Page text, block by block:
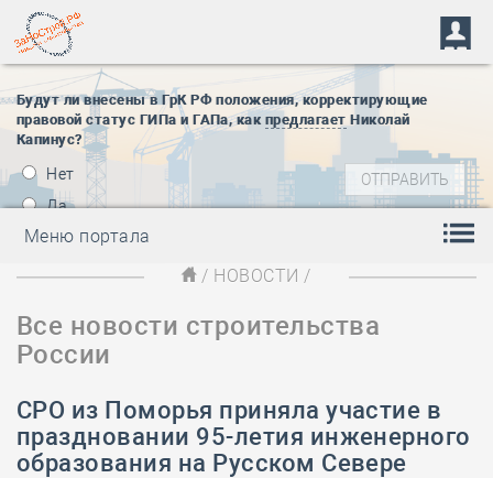
Будут ли внесены в ГрК РФ положения, корректирующие
правовой статус ГИПа и ГАПа, как предлагает Николай
Капинус?
Нет
Да
Меню портала
/ НОВОСТИ /
Все новости строительства
России
СРО из Поморья приняла участие в
праздновании 95-летия инженерного
образования на Русском Севере